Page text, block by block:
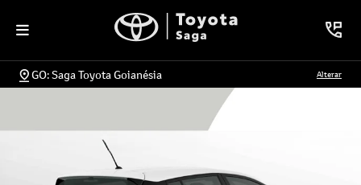
GO: Saga Toyota Goianésia Alterar